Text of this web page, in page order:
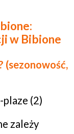
w Bibione
(sezonowość,
zależy